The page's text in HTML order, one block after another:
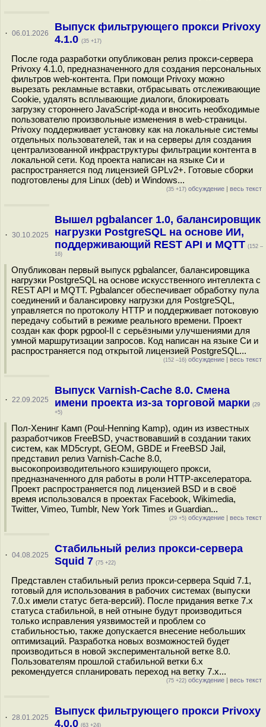
· 06.01.2026
Выпуск фильтрующего прокси Privoxy
4.1.0 (35 +17)
После года разработки опубликован релиз прокси-сервера
Privoxy 4.1.0, предназначенного для создания персональных
фильтров web-контента. При помощи Privoxy можно
вырезать рекламные вставки, отбрасывать отслеживающие
Cookie, удалять всплывающие диалоги, блокировать
загрузку стороннего JavaScript-кода и вносить необходимые
пользователю произвольные изменения в web-страницы.
Privoxy поддерживает установку как на локальные системы
отдельных пользователей, так и на серверы для создания
централизованной инфраструктуры фильтрации контента в
локальной сети. Код проекта написан на языке Си и
распространяется под лицензией GPLv2+. Готовые сборки
подготовлены для Linux (deb) и Windows...
(35 +17) обсуждение | весь текст
· 30.10.2025
Вышел pgbalancer 1.0, балансировщик
нагрузки PostgreSQL на основе ИИ,
поддерживающий REST API и MQTT (152 –
16)
Опубликован первый выпуск pgbalancer, балансировщика
нагрузки PostgreSQL на основе искусственного интеллекта с
REST API и MQTT. Pgbalancer обеспечивает обработку пула
соединений и балансировку нагрузки для PostgreSQL,
управляется по протоколу HTTP и поддерживает потоковую
передачу событий в режиме реального времени. Проект
создан как форк pgpool-II с серьёзными улучшениями для
умной маршрутизации запросов. Код написан на языке Си и
распространяется под открытой лицензией PostgreSQL...
(152 –16) обсуждение | весь текст
· 22.09.2025
Выпуск Varnish-Cache 8.0. Смена
имени проекта из-за торговой марки (29
+5)
Пол-Хенинг Камп (Poul-Henning Kamp), один из известных
разработчиков FreeBSD, участвовавший в создании таких
систем, как MD5crypt, GEOM, GBDE и FreeBSD Jail,
представил релиз Varnish-Cache 8.0,
высокопроизводительного кэширующего прокси,
предназначенного для работы в роли HTTP-акселератора.
Проект распространяется под лицензией BSD и в своё
время использовался в проектах Facebook, Wikimedia,
Twitter, Vimeo, Tumblr, New York Times и Guardian...
(29 +5) обсуждение | весь текст
· 04.08.2025
Стабильный релиз прокси-сервера
Squid 7 (75 +22)
Представлен стабильный релиз прокси-сервера Squid 7.1,
готовый для использования в рабочих системах (выпуски
7.0.x имели статус бета-версий). После придания ветке 7.x
статуса стабильной, в ней отныне будут производиться
только исправления уязвимостей и проблем со
стабильностью, также допускается внесение небольших
оптимизаций. Разработка новых возможностей будет
производиться в новой экспериментальной ветке 8.0.
Пользователям прошлой стабильной ветки 6.x
рекомендуется спланировать переход на ветку 7.x...
(75 +22) обсуждение | весь текст
· 28.01.2025
Выпуск фильтрующего прокси Privoxy
4.0.0 (63 +24)